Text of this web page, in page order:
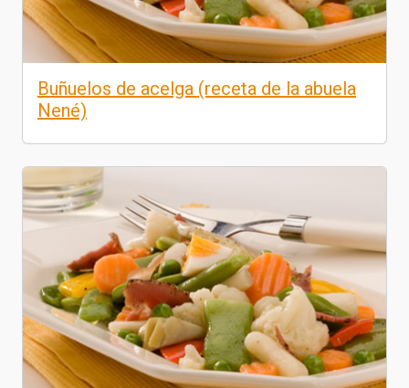
Buñuelos de acelga (receta de la abuela
Nené)